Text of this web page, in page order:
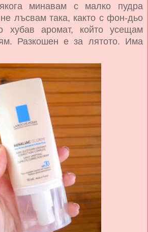
минавам с малко пудра
лъсвам така, както с фон-дьо
хубав аромат, който усещам
Разкошен е за лятото. Има